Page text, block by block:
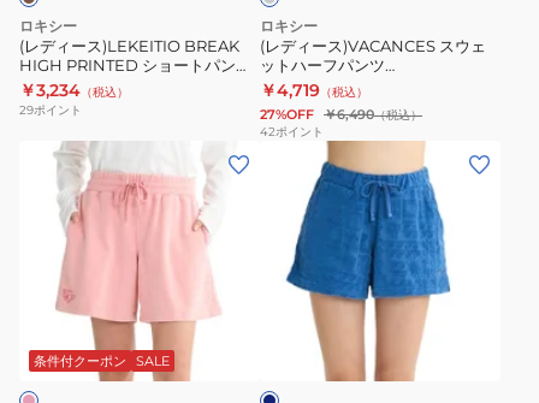
ョ
ー
ト
パ
24SPERJNS03508CQR6
ロキシー
(レディース)LEKEITIO BREAK
HIGH PRINTED ショートパンツ
24SPERJNS03508CQR6
￥3,234 （税込）
29ポイント
ト
ハ
ー
フ
パ
25SPRPT251078HER
ロキシー
(レディース)VACANCES スウェ
ットハーフパンツ
25SPRPT251078HER
￥4,719 （税込）
27%OFF ￥6,490（税込）
42ポイント
ス)VACANCES
ェ
ッ
条件付クーポン SALE
ト
ネ
イ
ビ
ー